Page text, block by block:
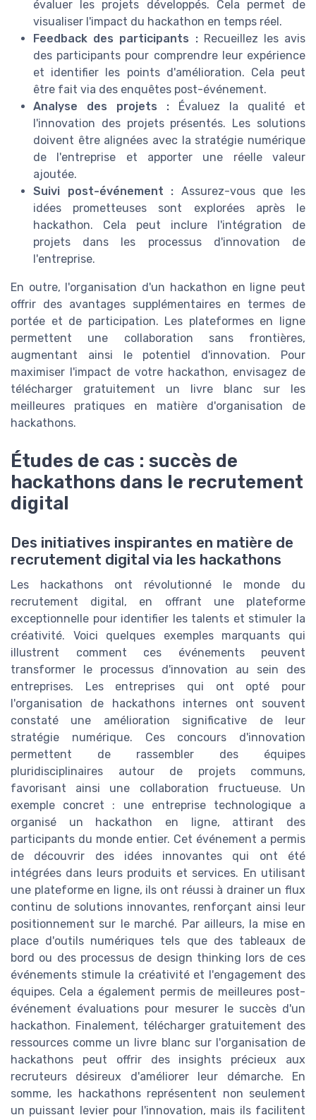
évaluer les projets développés. Cela permet de
visualiser l'impact du hackathon en temps réel.
Feedback des participants :Recueillez les avis
des participants pour comprendre leur expérience
et identifier les points d'amélioration. Cela peut
être fait via des enquêtes post-événement.
Analyse des projets : Évaluez la qualité et
l'innovation des projets présentés. Les solutions
doivent être alignées avec la stratégie numérique
de l'entreprise et apporter une réelle valeur
ajoutée.
Suivi post-événement : Assurez-vous que les
idées prometteuses sont explorées après le
hackathon. Cela peut inclure l'intégration de
projets dans les processus d'innovation de
l'entreprise.
En outre, l'organisation d'un hackathon en ligne peut
offrir des avantages supplémentaires en termes de
portée et de participation. Les plateformes en ligne
permettent une collaboration sans frontières,
augmentant ainsi le potentiel d'innovation. Pour
maximiser l'impact de votre hackathon, envisagez de
télécharger gratuitement un livre blanc sur les
meilleures pratiques en matière d'organisation de
hackathons.
Études de cas : succès de
hackathons dans le recrutement
digital
Des initiatives inspirantes en matière de
recrutement digital via les hackathons
Les hackathons ont révolutionné le monde du
recrutement digital, en offrant une plateforme
exceptionnelle pour identifier les talents et stimuler la
créativité. Voici quelques exemples marquants qui
illustrent comment ces événements peuvent
transformer le processus d'innovation au sein des
entreprises. Les entreprises qui ont opté pour
l'organisation de hackathons internes ont souvent
constaté une amélioration significative de leur
stratégie numérique. Ces concours d'innovation
permettent de rassembler des équipes
pluridisciplinaires autour de projets communs,
favorisant ainsi une collaboration fructueuse. Un
exemple concret : une entreprise technologique a
organisé un hackathon en ligne, attirant des
participants du monde entier. Cet événement a permis
de découvrir des idées innovantes qui ont été
intégrées dans leurs produits et services. En utilisant
une plateforme en ligne, ils ont réussi à drainer un flux
continu de solutions innovantes, renforçant ainsi leur
positionnement sur le marché. Par ailleurs, la mise en
place d'outils numériques tels que des tableaux de
bord ou des processus de design thinking lors de ces
événements stimule la créativité et l'engagement des
équipes. Cela a également permis de meilleures post-
événement évaluations pour mesurer le succès d'un
hackathon. Finalement, télécharger gratuitement des
ressources comme un livre blanc sur l'organisation de
hackathons peut offrir des insights précieux aux
recruteurs désireux d'améliorer leur démarche. En
somme, les hackathons représentent non seulement
un puissant levier pour l'innovation, mais ils facilitent